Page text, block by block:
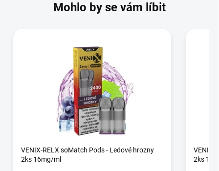
Mohlo by se vám líbit
VENIX-RELX soMatch Pods - Ledové hrozny
2ks 16mg/ml
VENIX-
2ks